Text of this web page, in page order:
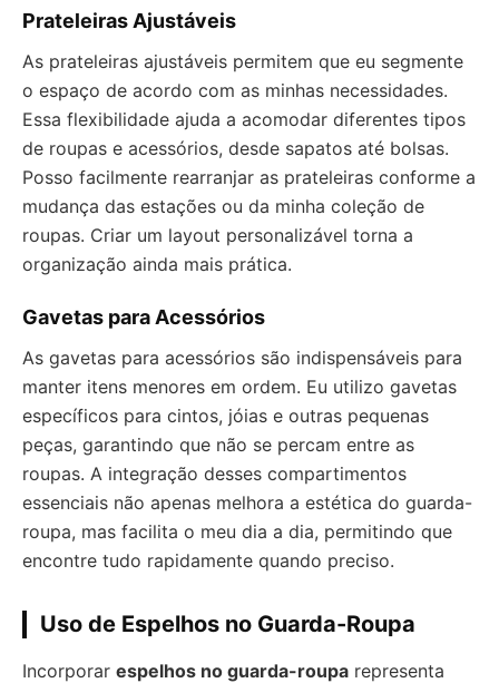
Prateleiras Ajustáveis
As prateleiras ajustáveis permitem que eu segmente
o espaço de acordo com as minhas necessidades.
Essa flexibilidade ajuda a acomodar diferentes tipos
de roupas e acessórios, desde sapatos até bolsas.
Posso facilmente rearranjar as prateleiras conforme a
mudança das estações ou da minha coleção de
roupas. Criar um layout personalizável torna a
organização ainda mais prática.
Gavetas para Acessórios
As gavetas para acessórios são indispensáveis para
manter itens menores em ordem. Eu utilizo gavetas
específicos para cintos, jóias e outras pequenas
peças, garantindo que não se percam entre as
roupas. A integração desses compartimentos
essenciais não apenas melhora a estética do guarda-
roupa, mas facilita o meu dia a dia, permitindo que
encontre tudo rapidamente quando preciso.
Uso de Espelhos no Guarda-Roupa
Incorporar espelhos no guarda-roupa representa